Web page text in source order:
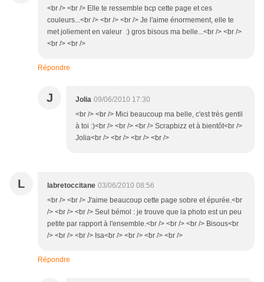
<br /> <br /> Elle te ressemble bcp cette page et ces
couleurs...<br /> <br /> <br /> Je l'aime énormement, elle te
met joliement en valeur :) gros bisous ma belle...<br /> <br />
<br /> <br />
Répondre
J Jolia 09/06/2010 17:30
<br /> <br /> Mici beaucoup ma belle, c'est très gentil
à toi :)<br /> <br /> <br /> Scrapbizz et à bientôt<br />
Jolia<br /> <br /> <br /> <br />
L labretoccitane 03/06/2010 08:56
<br /> <br /> J'aime beaucoup cette page sobre et épurée.<br
/> <br /> <br /> Seul bémol : je trouve que la photo est un peu
petite par rapport à l'ensemble.<br /> <br /> <br /> Bisous<br
/> <br /> <br /> Isa<br /> <br /> <br /> <br />
Répondre